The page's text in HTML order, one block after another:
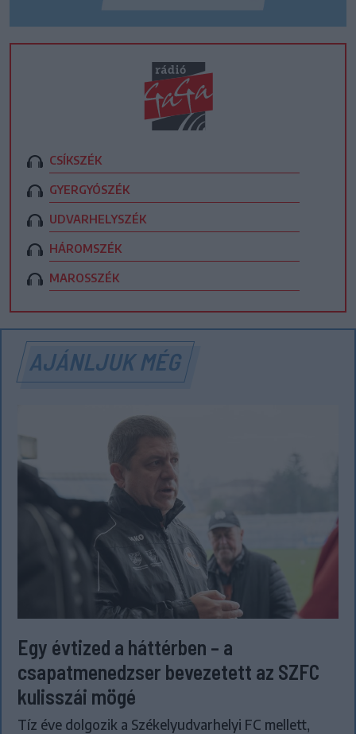
CSÍKSZÉK
GYERGYÓSZÉK
UDVARHELYSZÉK
HÁROMSZÉK
MAROSSZÉK
AJÁNLJUK MÉG
Egy évtized a háttérben – a
csapatmenedzser bevezetett az SZFC
kulisszái mögé
Tíz éve dolgozik a Székelyudvarhelyi FC mellett,